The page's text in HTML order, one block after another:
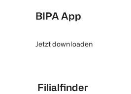
BIPA App
Jetzt downloaden
Filialfinder